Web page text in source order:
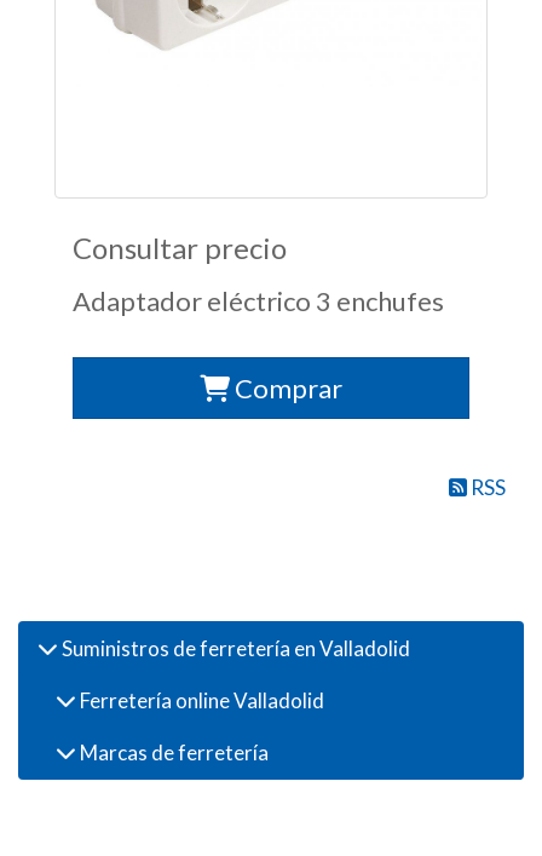
Consultar precio
Adaptador eléctrico 3 enchufes
Comprar
RSS
Suministros de ferretería en Valladolid
Ferretería online Valladolid
Marcas de ferretería